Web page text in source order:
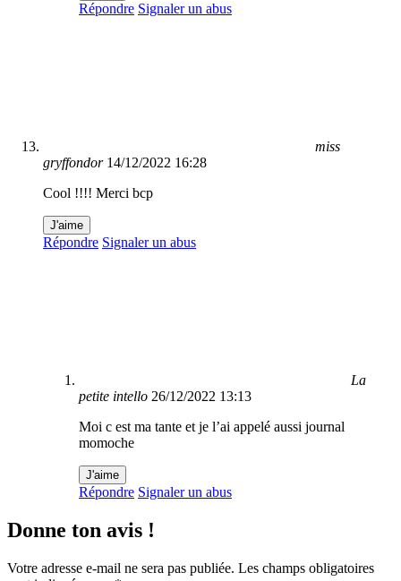
Répondre Signaler un abus
miss
gryffondor 14/12/2022 16:28
Cool !!!! Merci bcp
J'aime
Répondre Signaler un abus
La
petite intello 26/12/2022 13:13
Moi c est ma tante et je l’ai appelé aussi journal
momoche
J'aime
Répondre Signaler un abus
Donne ton avis !
Votre adresse e-mail ne sera pas publiée. Les champs obligatoires